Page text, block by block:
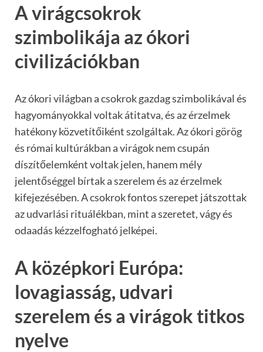
A virágcsokrok
szimbolikája az ókori
civilizációkban
Az ókori világban a csokrok gazdag szimbolikával és
hagyományokkal voltak átitatva, és az érzelmek
hatékony közvetítőiként szolgáltak. Az ókori görög
és római kultúrákban a virágok nem csupán
díszítőelemként voltak jelen, hanem mély
jelentőséggel bírtak a szerelem és az érzelmek
kifejezésében. A csokrok fontos szerepet játszottak
az udvarlási rituálékban, mint a szeretet, vágy és
odaadás kézzelfogható jelképei.
A középkori Európa:
lovagiasság, udvari
szerelem és a virágok titkos
nyelve